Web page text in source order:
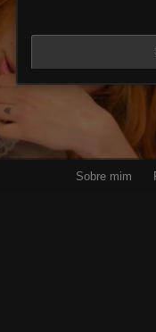
Sobre mim